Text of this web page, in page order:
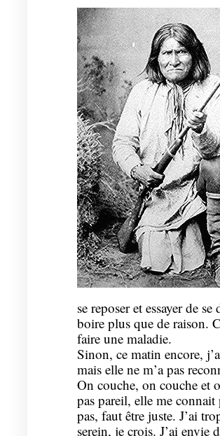
se reposer et essayer de
boire plus que de raison.
faire une maladie.
Sinon, ce matin encore,
mais elle ne m’a pas
On couche, on couche et
pas pareil, elle me
pas, faut être juste. J’ai
serein, je crois. J’ai